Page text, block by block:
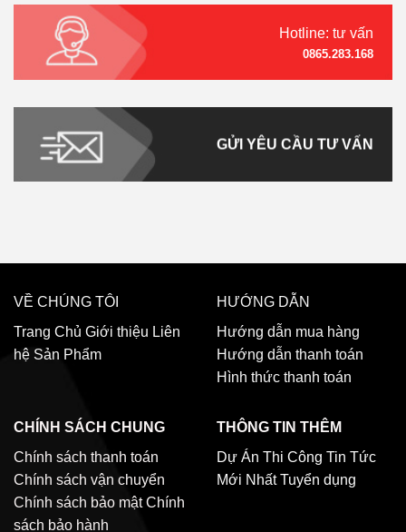
Hotline: tư vấn
0865.283.168
GỬI YÊU CẦU TƯ VẤN
VỀ CHÚNG TÔI
Trang Chủ Giới thiệu Liên
hệ Sản Phẩm
HƯỚNG DẪN
Hướng dẫn mua hàng
Hướng dẫn thanh toán
Hình thức thanh toán
CHÍNH SÁCH CHUNG
Chính sách thanh toán
Chính sách vận chuyển
Chính sách bảo mật Chính
sách bảo hành
THÔNG TIN THÊM
Dự Án Thi Công Tin Tức
Mới Nhất Tuyển dụng